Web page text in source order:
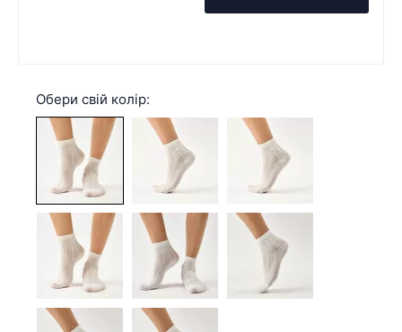
Обери свій колір: